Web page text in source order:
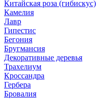
Китайская роза (гибискус)
Камелия
Лавр
Гипестис
Бегония
Бругмансия
Декоративные деревья
Трахелиум
Кроссандра
Гербера
Бровалия